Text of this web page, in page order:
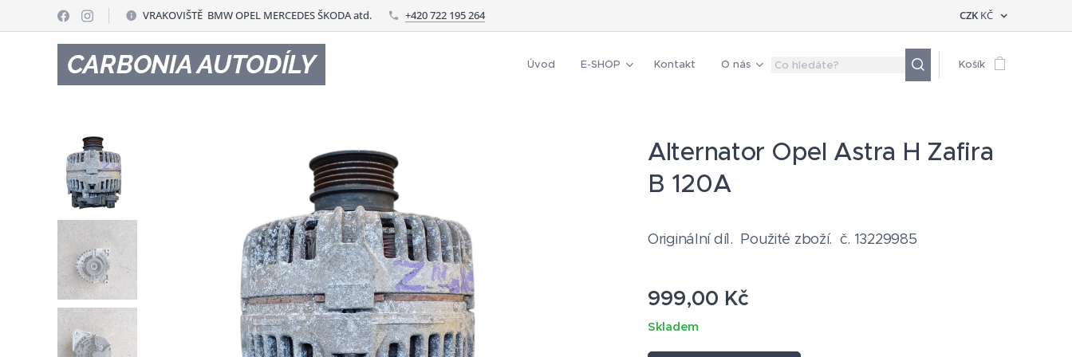
VRAKOVIŠTĚ BMW OPEL MERCEDES ŠKODA atd. +420 722 195 264 CZK KČ
CARBONIA AUTODÍLY Úvod E-SHOP Kontakt O nás Košík
Alternator Opel Astra H Zafira
B 120A
Originální díl. Použité zboží. č. 13229985
999,00 Kč
Skladem